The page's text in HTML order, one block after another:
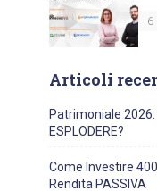
6
Articoli
Patrimoniale
ESPLODERE?
Come Investire
Rendita PASSIVA